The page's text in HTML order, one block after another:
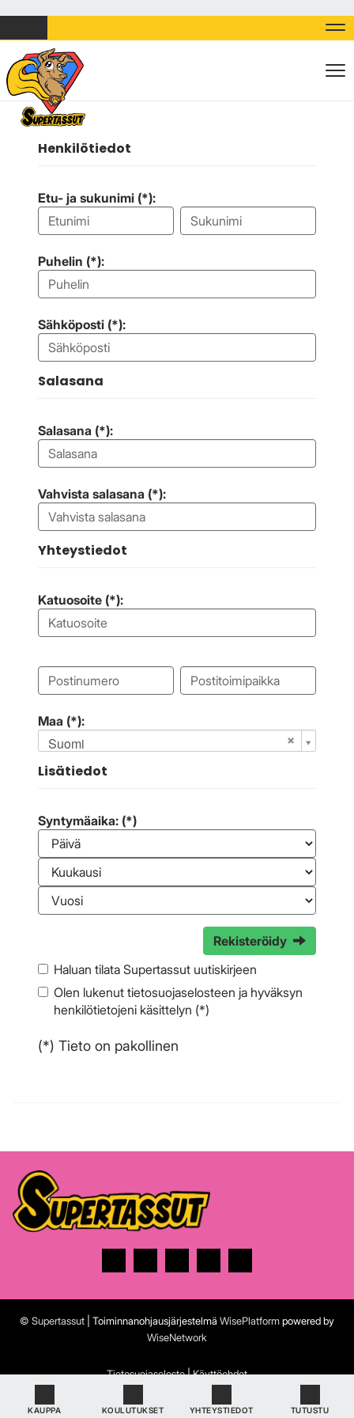
KAUPPA KOULUTUKSET YHTEYSTIEDOT TUTUSTU
Henkilötiedot
Etu- ja sukunimi (*):
Puhelin (*):
Sähköposti (*):
Salasana
Salasana (*):
Vahvista salasana (*):
Yhteystiedot
Katuosoite (*):
Maa (*):
Suomi
Lisätiedot
Syntymäaika: (*)
Rekisteröidy
Haluan tilata Supertassut uutiskirjeen
Olen lukenut tietosuojaselosteen ja hyväksyn
henkilötietojeni käsittelyn (*)
(*) Tieto on pakollinen
© Supertassut | Toiminnanohjausjärjestelmä WisePlatformpowered by
WiseNetwork
Tietosuojaseloste|Käyttöehdot